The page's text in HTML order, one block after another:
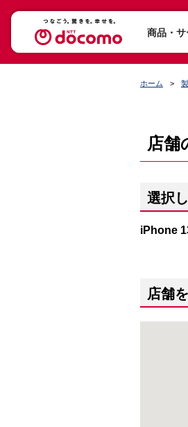
商品・サ
ホーム
店舗
選択
iPhone
店舗